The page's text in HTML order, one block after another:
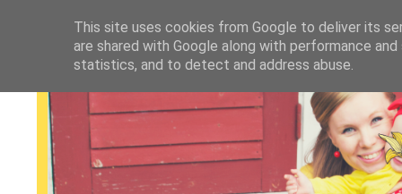
This site uses cookies from Google to deliver its
are shared with Google along with performance
statistics, and to detect and address abuse.